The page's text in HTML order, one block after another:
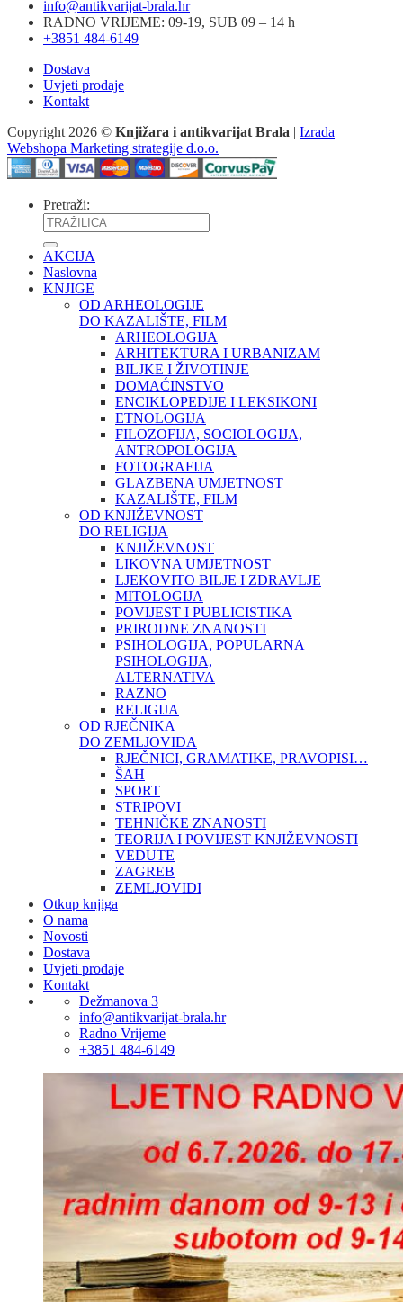
info@antikvarijat-brala.hr
RADNO VRIJEME: 09-19, SUB 09 – 14 h
+3851 484-6149
Dostava
Uvjeti prodaje
Kontakt
Copyright 2026 © Knjižara i antikvarijat Brala | Izrada
Webshopa Marketing strategije d.o.o.
Pretraži:
AKCIJA
Naslovna
KNJIGE
OD ARHEOLOGIJE
DO KAZALIŠTE, FILM
ARHEOLOGIJA
ARHITEKTURA I URBANIZAM
BILJKE I ŽIVOTINJE
DOMAĆINSTVO
ENCIKLOPEDIJE I LEKSIKONI
ETNOLOGIJA
FILOZOFIJA, SOCIOLOGIJA,
ANTROPOLOGIJA
FOTOGRAFIJA
GLAZBENA UMJETNOST
KAZALIŠTE, FILM
OD KNJIŽEVNOST
DO RELIGIJA
KNJIŽEVNOST
LIKOVNA UMJETNOST
LJEKOVITO BILJE I ZDRAVLJE
MITOLOGIJA
POVIJEST I PUBLICISTIKA
PRIRODNE ZNANOSTI
PSIHOLOGIJA, POPULARNA
PSIHOLOGIJA,
ALTERNATIVA
RAZNO
RELIGIJA
OD RJEČNIKA
DO ZEMLJOVIDA
RJEČNICI, GRAMATIKE, PRAVOPISI…
ŠAH
SPORT
STRIPOVI
TEHNIČKE ZNANOSTI
TEORIJA I POVIJEST KNJIŽEVNOSTI
VEDUTE
ZAGREB
ZEMLJOVIDI
Otkup knjiga
O nama
Novosti
Dostava
Uvjeti prodaje
Kontakt
Dežmanova 3
info@antikvarijat-brala.hr
Radno Vrijeme
+3851 484-6149